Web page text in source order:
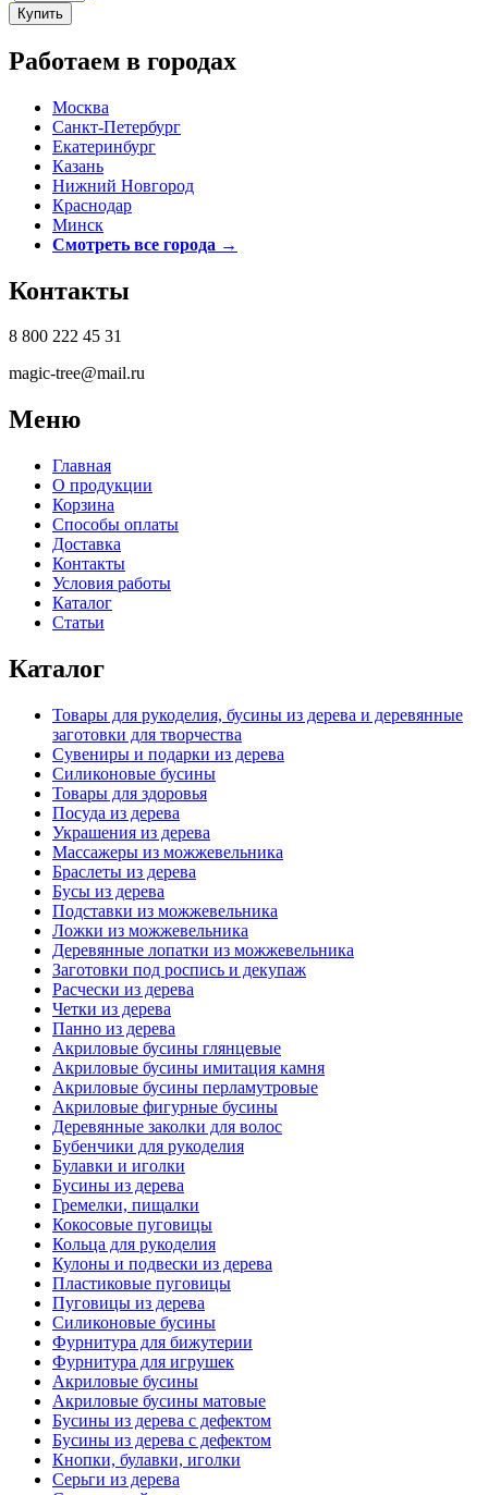
Работаем в городах
Москва
Санкт-Петербург
Екатеринбург
Казань
Нижний Новгород
Краснодар
Минск
Смотреть все города →
Контакты
8 800 222 45 31
magic-tree@mail.ru
Меню
Главная
О продукции
Корзина
Способы оплаты
Доставка
Контакты
Условия работы
Каталог
Статьи
Каталог
Товары для рукоделия, бусины из дерева и деревянные
заготовки для творчества
Сувениры и подарки из дерева
Силиконовые бусины
Товары для здоровья
Посуда из дерева
Украшения из дерева
Массажеры из можжевельника
Браслеты из дерева
Бусы из дерева
Подставки из можжевельника
Ложки из можжевельника
Деревянные лопатки из можжевельника
Заготовки под роспись и декупаж
Расчески из дерева
Четки из дерева
Панно из дерева
Акриловые бусины глянцевые
Акриловые бусины имитация камня
Акриловые бусины перламутровые
Акриловые фигурные бусины
Деревянные заколки для волос
Бубенчики для рукоделия
Булавки и иголки
Бусины из дерева
Гремелки, пищалки
Кокосовые пуговицы
Кольца для рукоделия
Кулоны и подвески из дерева
Пластиковые пуговицы
Пуговицы из дерева
Силиконовые бусины
Фурнитура для бижутерии
Фурнитура для игрушек
Акриловые бусины
Акриловые бусины матовые
Бусины из дерева с дефектом
Бусины из дерева с дефектом
Кнопки, булавки, иголки
Серьги из дерева